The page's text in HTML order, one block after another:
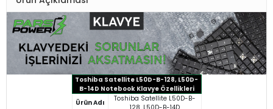
Toshiba Satellite L50D-B-128, L50D-
B-14D Notebook Klavye Özellikleri
Ürün Adı
Toshiba Satellite L50D-B-